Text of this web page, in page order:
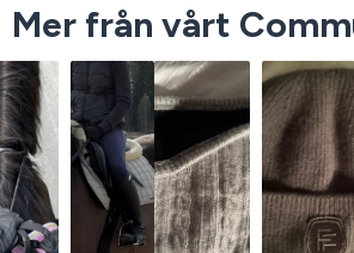
Mer från vårt